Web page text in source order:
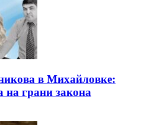
в Михайловке:
на грани закона